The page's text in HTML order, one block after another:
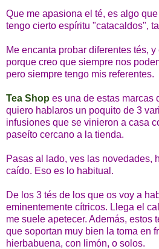
Que me apasiona el té, es algo
tengo cierto espíritu "catacaldos",
Me encanta probar diferentes tés,
porque creo que siempre nos
pero siempre tengo mis referentes.
Tea Shop es una de estas marcas
quiero hablaros un poquito de 3
infusiones que se vinieron a casa
paseíto cercano a la tienda.
Pasas al lado, ves las novedades,
caído. Eso es lo habitual.
De los 3 tés de los que os voy a
eminentemente cítricos. Llega el
me suele apetecer. Además, estos
que soportan muy bien la toma en
hierbabuena, con limón, o solos.